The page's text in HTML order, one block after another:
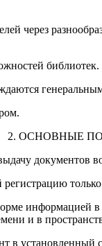
через
2. ОСНОВНЫЕ
документов
информацией
и в
в установленный